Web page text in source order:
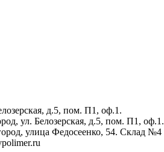
д.5, пом. П1, оф.1.
ул. Белозерская, д.5, пом. П1, оф.1.
улица Федосеенко, 54. Склад №4